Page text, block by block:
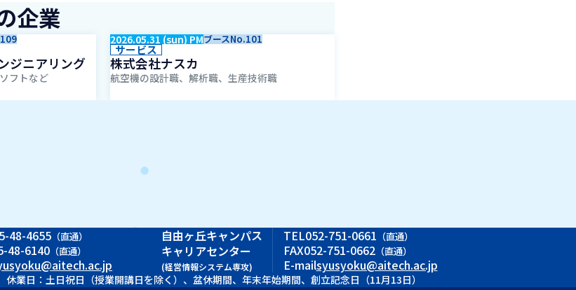
企業
ジニアリング
フトなど
2026.05.31 (sun) PMブースNo.101
サービス
株式会社ナスカ
航空機の設計職、解析職、生産技術職
48-4655 （直通）
48-6140 （直通）
自由ヶ丘キャンパス
キャリアセンター
(経営情報システム専攻)
TEL052-751-0661 （直通）
FAX052-751-0662（直通）
E-mailsyusyoku@aitech.ac.jp
業日：土日祝日（授業開講日を除く）、盆休期間、年末年始期間、創立記念日（11月13日）